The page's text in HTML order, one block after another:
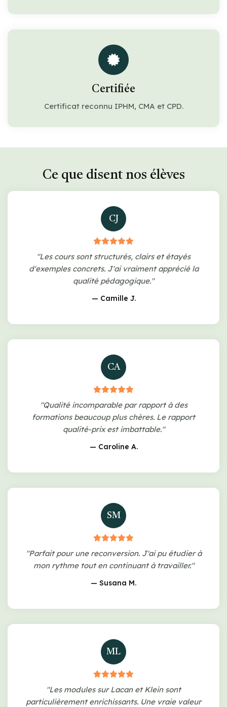
Certifiée
Certificat reconnu IPHM, CMA et CPD.
Ce que disent nos élèves
CJ
"Les cours sont structurés, clairs et étayés
d'exemples concrets. J'ai vraiment apprécié la
qualité pédagogique."
— Camille J.
CA
"Qualité incomparable par rapport à des
formations beaucoup plus chères. Le rapport
qualité-prix est imbattable."
— Caroline A.
SM
"Parfait pour une reconversion. J'ai pu étudier à
mon rythme tout en continuant à travailler."
— Susana M.
ML
"Les modules sur Lacan et Klein sont
particulièrement enrichissants. Une vraie valeur